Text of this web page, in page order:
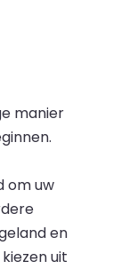
manier
om uw
en
uit